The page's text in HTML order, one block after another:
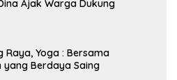
Ajak Warga Dukung
Raya, Yoga : Bersama
yang Berdaya Saing